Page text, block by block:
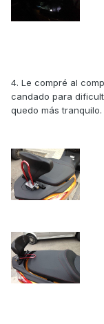
4. Le compré al
candado para
quedo más tranquilo.